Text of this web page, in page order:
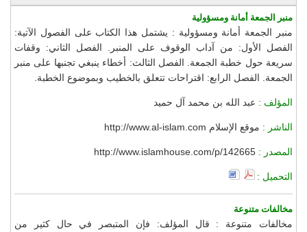
منبر الجمعة أمانة ومسؤولية
منبر الجمعة أمانة ومسؤولية : يشتمل هذا الكتاب على الفصول الآتية:
الفصل الأول: من آداب الوقوف على المنبر. الفصل الثاني: وقفات
سريعة حول خطبة الجمعة. الفصل الثالث: أخطاء ينبغي تجنبها على منبر
الجمعة. الفصل الرابع: اقتراحات تتعلق بالخطيب وبموضوع الخطبة.
المؤلف : عبد الله بن محمد آل حميد
الناشر : موقع الإسلام http://www.al-islam.com
المصدر : http://www.islamhouse.com/p/142665
التحميل :
مخالفات متنوعة
مخالفات متنوعة : قال المؤلف: فإن المتبصر في حال كثير من